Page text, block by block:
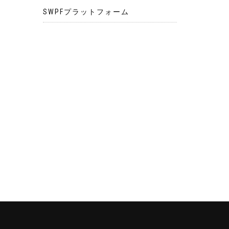
SWPFプラットフォーム